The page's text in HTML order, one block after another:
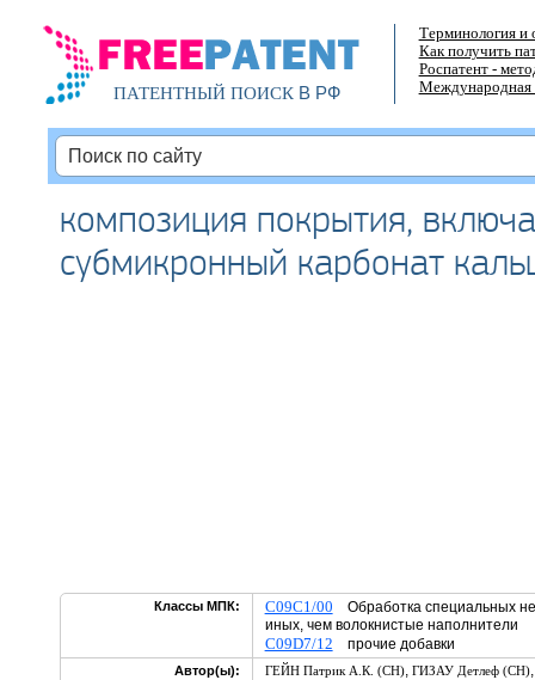
ПАТЕНТНЫЙ ПОИСКВ РФ
Терминология и
Как получить
Роспатент -
Международная
композиция покрытия,
субмикронный карбонат
Классы МПК: C09C1/00 Обработка специальных
иных, чем волокнистые наполнители
C09D7/12 прочие добавки
Автор(ы): ГЕЙН Патрик А.К. (CH), ГИЗАУ Детлеф (CH)